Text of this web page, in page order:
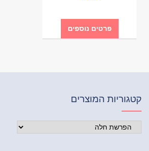
פרטים נוספים
קטגוריות המוצרים